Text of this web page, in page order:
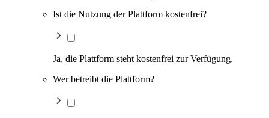
Ist die Nutzung der Plattform kostenfrei?
Ja, die Plattform steht kostenfrei zur Verfügung.
Wer betreibt die Plattform?